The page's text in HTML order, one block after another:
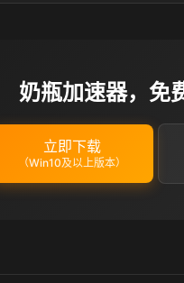
奶瓶加速器，免
立即下载
（Win10及以上版本）